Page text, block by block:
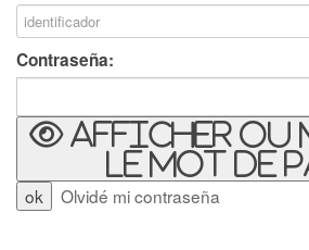
Contraseña:
Afficher ou
le mot de
Olvidé mi contraseña